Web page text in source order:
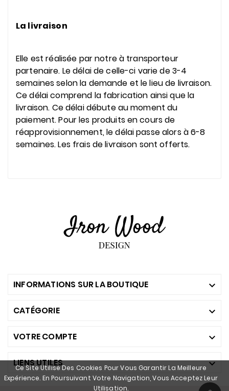
Ce Site Utilise Des Cookies Pour Vous Garantir La Meilleure
Expérience. En Poursuivant Votre Navigation, Vous Acceptez Leur
Utilisation.
La livraison
Elle est réalisée par notre à transporteur
partenaire. Le délai de celle-ci varie de 3-4
semaines selon la demande et le lieu de livraison.
Ce délai comprend la fabrication ainsi que la
livraison. Ce délai débute au moment du
paiement. Pour les produits en cours de
réapprovisionnement, le délai passe alors à 6-8
semaines. Les frais de livraison sont offerts.
INFORMATIONS SUR LA BOUTIQUE 
CATÉGORIE 
VOTRE COMPTE 
LIENS UTILES 